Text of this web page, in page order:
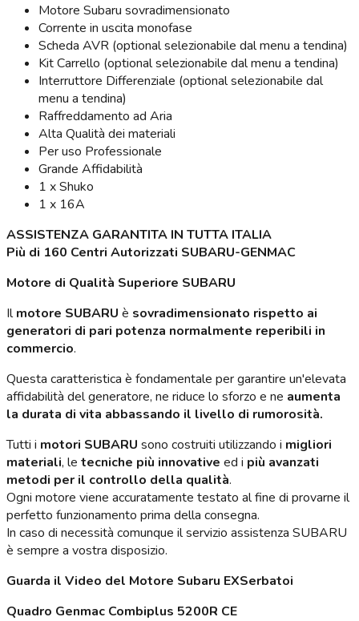
Motore Subaru sovradimensionato
Corrente in uscita monofase
Scheda AVR (optional selezionabile dal menu a tendina)
Kit Carrello (optional selezionabile dal menu a tendina)
Interruttore Differenziale (optional selezionabile dal
menu a tendina)
Raffreddamento ad Aria
Alta Qualità dei materiali
Per uso Professionale
Grande Affidabilità
1 x Shuko
1 x 16A
ASSISTENZA GARANTITA IN TUTTA ITALIA
Più di 160 Centri Autorizzati SUBARU-GENMAC
Motore di Qualità Superiore SUBARU
Ilmotore SUBARU è sovradimensionato rispetto ai
generatori di pari potenza normalmente reperibili in
commercio.
Questa caratteristica è fondamentale per garantire un'elevata
affidabilità del generatore, ne riduce lo sforzo e ne aumenta
la durata di vita abbassando il livello di rumorosità.
Tutti i motori SUBARU sono costruiti utilizzando i migliori
materiali, le tecniche più innovative ed i più avanzati
metodi per il controllo della qualità.
Ogni motore viene accuratamente testato al fine di provarne il
perfetto funzionamento prima della consegna.
In caso di necessità comunque il servizio assistenza SUBARU
è sempre a vostra disposizio.
Guarda il Video del Motore Subaru EXSerbatoi
Quadro Genmac Combiplus 5200R CE